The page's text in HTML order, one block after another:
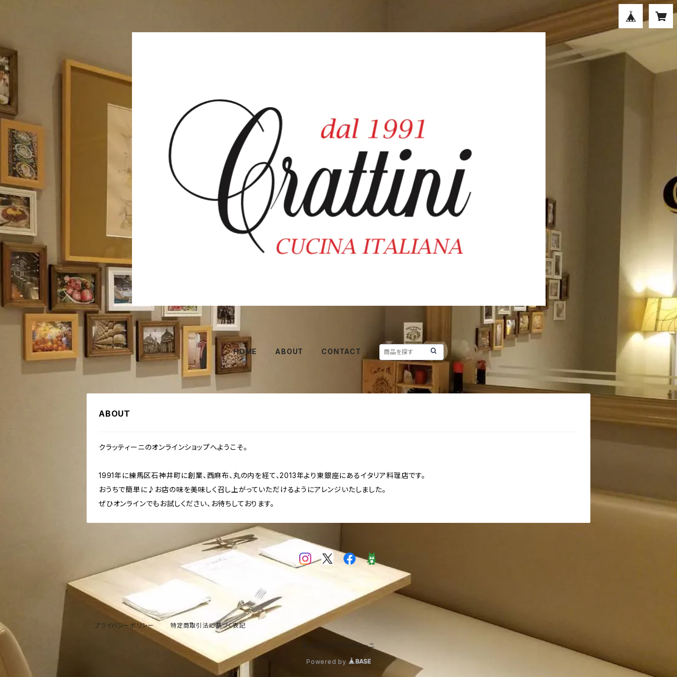
HOME ABOUT CONTACT
ABOUT
クラッティーニのオンラインショップへようこそ。
1991年に練馬区石神井町に創業、西麻布、丸の内を経て、2013年より東銀座にあるイタリア料理店です。
おうちで簡単に♪お店の味を美味しく召し上がっていただけるようにアレンジいたしました。
ぜひオンラインでもお試しください、お待ちしております。
プライバシーポリシー 特定商取引法に基づく表記
© crattini/クラッティーニ
Powered by